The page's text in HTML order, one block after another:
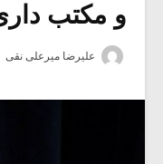
و مکتب داری
علیرضا میرعلی نقی